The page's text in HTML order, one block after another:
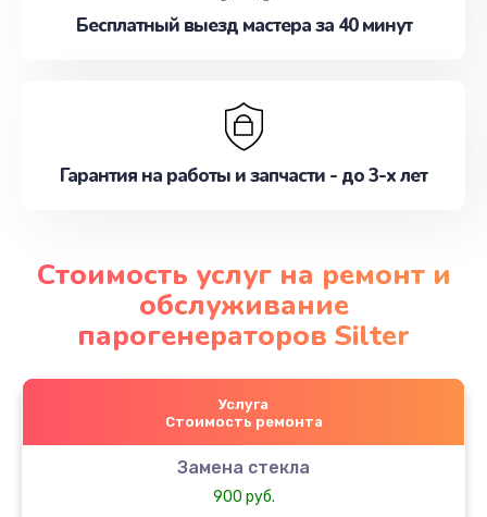
Бесплатный выезд мастера за 40 минут
Гарантия на работы и запчасти - до 3-х лет
Стоимость услуг на ремонт и
обслуживание
парогенераторов Silter
Услуга
Стоимость ремонта
Замена стекла
900 руб.